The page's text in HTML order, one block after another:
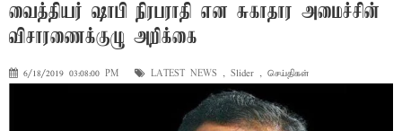
வைத்தியர் ஷாபி நிரபராதி என சுகாதார அமைச்சின்
விசாரணைக்குழு அறிக்கை
6/18/2019 03:08:00 PM LATEST NEWS , Slider , செய்திகள்